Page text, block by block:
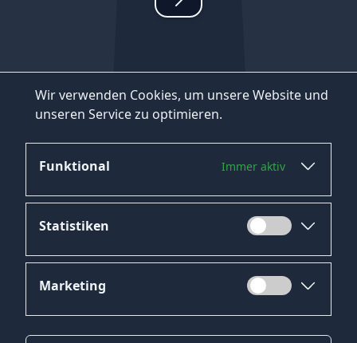
Wir verwenden Cookies, um unsere Website und
unseren Service zu optimieren.
Funktional Immer aktiv
Statistiken
Marketing
Datenschutz
Impressum